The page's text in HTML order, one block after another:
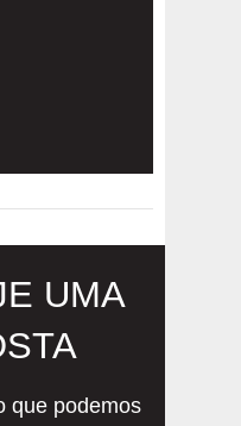
UMA
que podemos